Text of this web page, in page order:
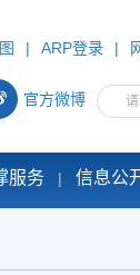
| ARP登录 |
官方微博
服务 | 信息公